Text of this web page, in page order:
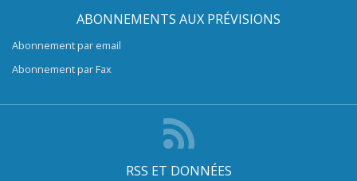
ABONNEMENTS AUX PRÉVISIONS
Abonnement par email
Abonnement par Fax
RSS ET DONNÉES